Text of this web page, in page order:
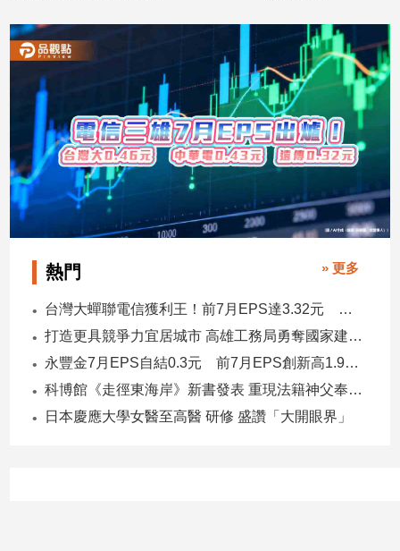
熱門 » 更多
台灣大蟬聯電信獲利王！前7月EPS達3.32元 中華電3.11、遠傳2.46元
打造更具競爭力宜居城市 高雄工務局勇奪國家建築界9大獎
永豐金7月EPS自結0.3元 前7月EPS創新高1.96元！
科博館《走徑東海岸》新書發表 重現法籍神父奉獻足跡與歷史日記
日本慶應大學女醫至高醫 研修 盛讚「大開眼界」